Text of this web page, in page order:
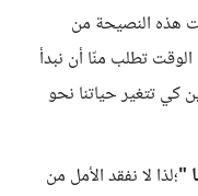
هذه النصيحة من
تطلب منّا أن نبدأ
كي تتغير حياتنا نحو
"؛لذا لا نفقد الأمل من